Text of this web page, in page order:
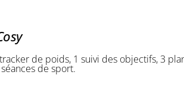
de poids, 1 suivi des objectifs, 3
de sport.